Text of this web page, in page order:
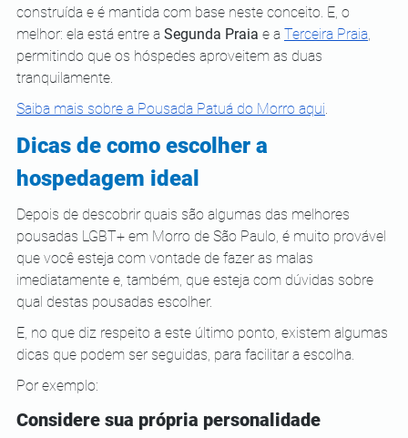
construída e é mantida com base neste conceito. E, o
melhor: ela está entre a Segunda Praia e a Terceira Praia
permitindo que os hóspedes aproveitem as duas
tranquilamente.
Saiba mais sobre a Pousada Patuá do Morro aqui
Dicas de como escolher a
hospedagem ideal
Depois de descobrir quais são algumas das melhores
pousadas LGBT+ em Morro de São Paulo, é muito provável
que você esteja com vontade de fazer as malas
imediatamente e, também, que esteja com dúvidas sobre
qual destas pousadas escolher.
E, no que diz respeito a este último ponto, existem algumas
dicas que podem ser seguidas, para facilitar a escolha.
Por exemplo:
Considere sua própria personalidade